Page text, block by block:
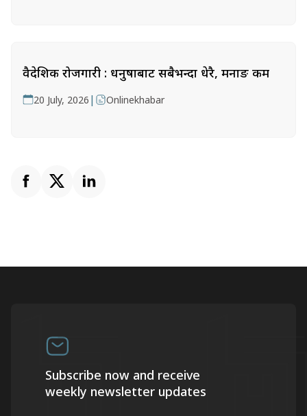
वैदेशिक रोजगारी : धनुषाबाट सबैभन्दा धेरै, मनाङ कम
20 July, 2026 | Onlinekhabar
Subscribe now and receive
weekly newsletter updates